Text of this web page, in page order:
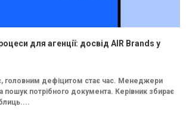
для агенції: досвід AIR Brands у
головним дефіцитом стає час. Менеджери
пошук потрібного документа. Керівник збирає